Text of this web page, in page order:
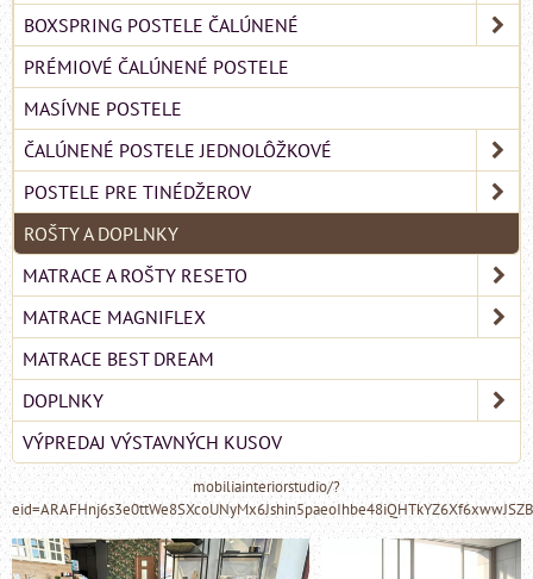
BOXSPRING POSTELE ČALÚNENÉ
PRÉMIOVÉ ČALÚNENÉ POSTELE
MASÍVNE POSTELE
ČALÚNENÉ POSTELE JEDNOLÔŽKOVÉ
POSTELE PRE TINÉDŽEROV
ROŠTY A DOPLNKY
MATRACE A ROŠTY RESETO
MATRACE MAGNIFLEX
MATRACE BEST DREAM
DOPLNKY
VÝPREDAJ VÝSTAVNÝCH KUSOV
mobiliainteriorstudio/?